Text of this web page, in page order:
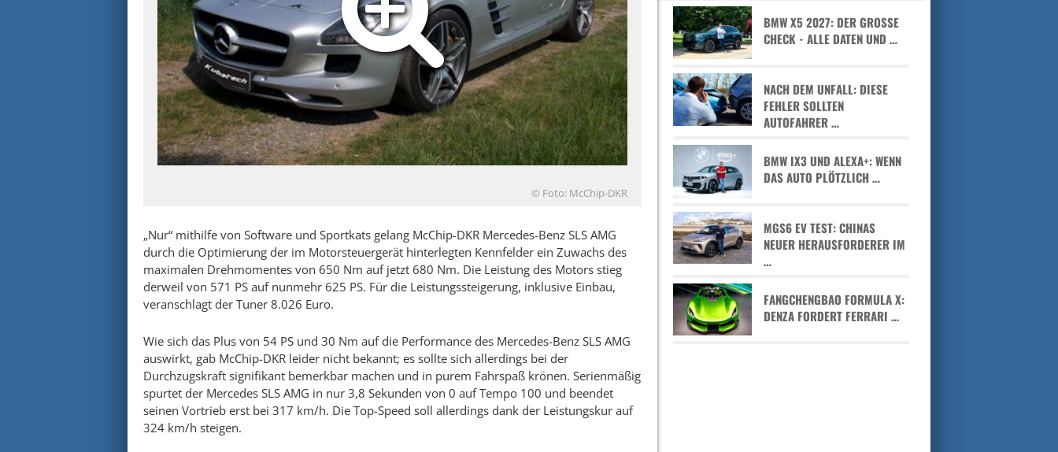
© Foto: McChip-DKR
„Nur“ mithilfe von Software und Sportkats gelang McChip-DKR Mercedes-Benz SLS AMG
durch die Optimierung der im Motorsteuergerät hinterlegten Kennfelder ein Zuwachs des
maximalen Drehmomentes von 650 Nm auf jetzt 680 Nm. Die Leistung des Motors stieg
derweil von 571 PS auf nunmehr 625 PS. Für die Leistungssteigerung, inklusive Einbau,
veranschlagt der Tuner 8.026 Euro.
Wie sich das Plus von 54 PS und 30 Nm auf die Performance des Mercedes-Benz SLS AMG
auswirkt, gab McChip-DKR leider nicht bekannt; es sollte sich allerdings bei der
Durchzugskraft signifikant bemerkbar machen und in purem Fahrspaß krönen. Serienmäßig
spurtet der Mercedes SLS AMG in nur 3,8 Sekunden von 0 auf Tempo 100 und beendet
seinen Vortrieb erst bei 317 km/h. Die Top-Speed soll allerdings dank der Leistungskur auf
324 km/h steigen.
BMW X5 2027: DER GROSSE C
HECK - ALLE DATEN UND …
NACH DEM UNFALL: DIESE
FEHLER SOLLTEN
AUTOFAHRER …
BMW IX3 UND ALEXA+: WENN
DAS AUTO PLÖTZLICH …
MGS6 EV TEST: CHINAS
NEUER HERAUSFORDERER IM
…
FANGCHENGBAO FORMULA X:
DENZA FORDERT FERRARI …